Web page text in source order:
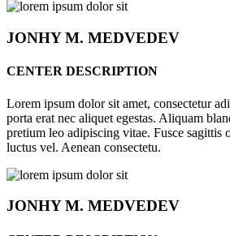
JONHYM. MEDVEDEV
CENTER DESCRIPTION
Lorem ipsum dolor sit amet, consectetur
porta erat nec aliquet egestas. Aliquam
pretium leo adipiscing vitae. Fusce sagittis
luctus vel. Aenean consectetu.
JONHYM. MEDVEDEV